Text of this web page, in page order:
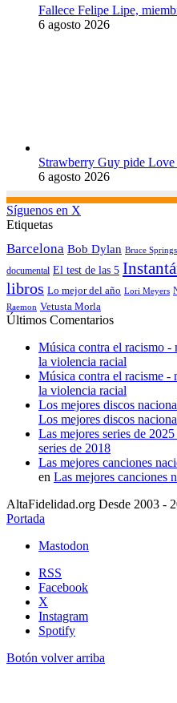
Fallece Felipe Lipe,
6 agosto 2026
Strawberry Guy pide
6 agosto 2026
Síguenos en X
Etiquetas
Barcelona Bob Dylan Bruce
documental El test de las 5
libros Lo mejor del año Lori Meyers
Raemon Vetusta Morla
Últimos Comentarios
Música contra el racismo -
la violencia racial
Música contra el racisme -
la violencia racial
Los mejores discos
Los mejores discos
Las mejores series de
series de 2018
Las mejores canciones
en Las mejores canciones
AltaFidelidad.org Desde 2003 -
Portada
Mastodon
RSS
Facebook
X
Instagram
Spotify
Botón volver arriba